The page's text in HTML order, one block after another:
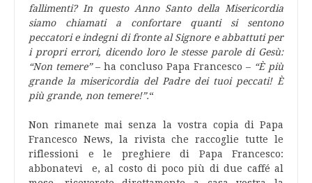
fallimenti? In questo Anno Santo della Misericordia
siamo chiamati a confortare quanti si sentono
peccatori e indegni di fronte al Signore e abbattuti per
i propri errori, dicendo loro le stesse parole di Gesù:
“Non temere”– ha concluso Papa Francesco – “È più
grande la misericordia del Padre dei tuoi peccati! È
più grande, non temere!”.“
Non rimanete mai senza la vostra copia di Papa
Francesco News, la rivista che raccoglie tutte le
riflessioni e le preghiere di Papa Francesco:
abbonatevi
e, al costo di poco più di due caffé al